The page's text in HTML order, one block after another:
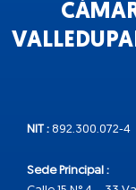
NIT : 892.300.072-4
Sede Principal :